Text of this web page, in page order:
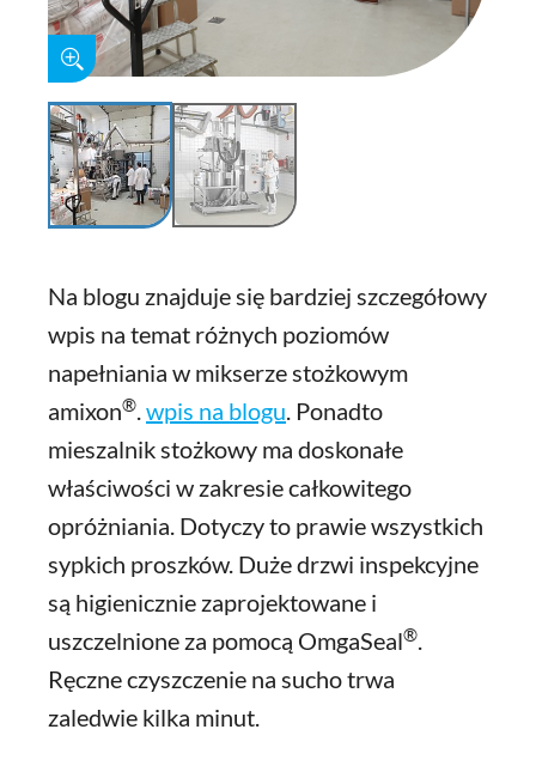
Na blogu znajduje się bardziej szczegółowy
wpis na temat różnych poziomów
napełniania w mikserze stożkowym
amixon®.wpis na blogu. Ponadto
mieszalnik stożkowy ma doskonałe
właściwości w zakresie całkowitego
opróżniania. Dotyczy to prawie wszystkich
sypkich proszków. Duże drzwi inspekcyjne
są higienicznie zaprojektowane i
uszczelnione za pomocą OmgaSeal®.
Ręczne czyszczenie na sucho trwa
zaledwie kilka minut.